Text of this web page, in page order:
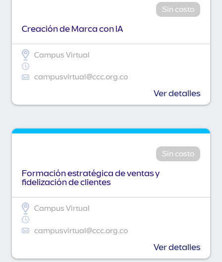
Sin costo
Creación de Marca con IA
Campus Virtual
campusvirtual@ccc.org.co
Ver detalles
Sin costo
Formación estratégica de ventas y
fidelización de clientes
Campus Virtual
campusvirtual@ccc.org.co
Ver detalles